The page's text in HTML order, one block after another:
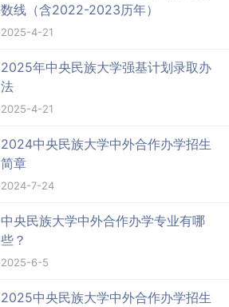
数线（含2022-2023历年）
2025-4-21
2025年中央民族大学强基计划录取办
法
2025-4-21
2024中央民族大学中外合作办学招生
简章
2024-7-24
中央民族大学中外合作办学专业有哪
些？
2025-6-5
2025中央民族大学中外合作办学招生